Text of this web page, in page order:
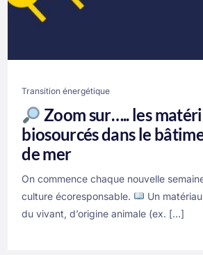
Transition énergétique
Zoom sur….. les
biosourcés dans le
de mer
On commence chaque nouvelle
culture écoresponsable.
Un
du vivant, d’origine animale (ex. […]